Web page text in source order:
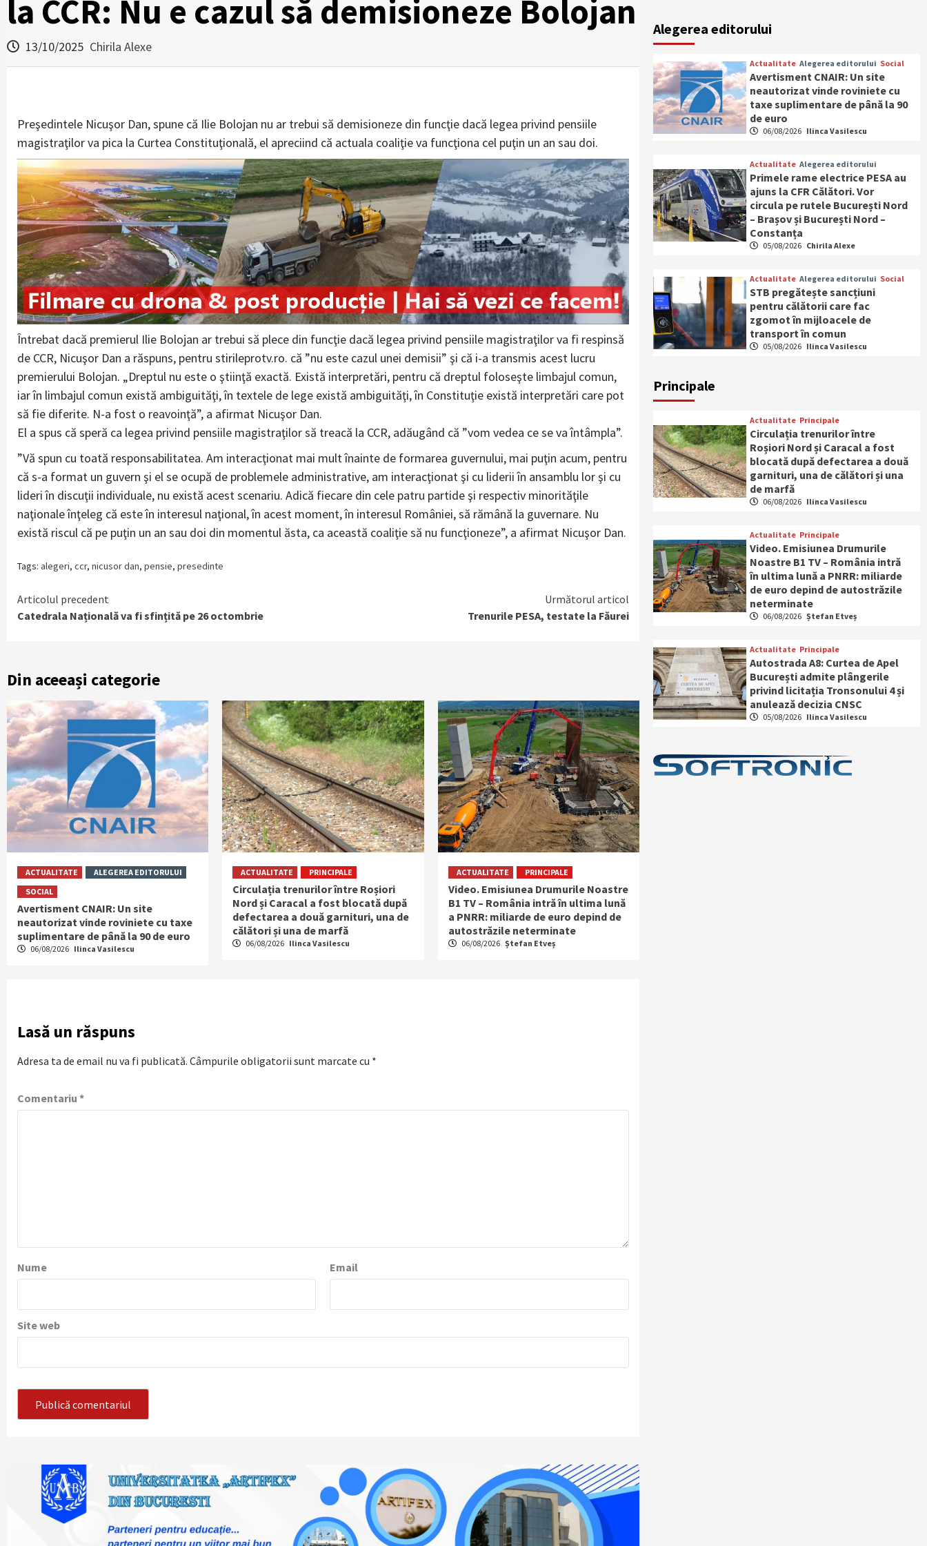
la CCR: Nu e cazul să demisioneze Bolojan
13/10/2025 Chirila Alexe
Preşedintele Nicuşor Dan, spune că Ilie Bolojan nu ar trebui să demisioneze din funcţie dacă legea privind pensiile
magistraţilor va pica la Curtea Constituţională, el apreciind că actuala coaliţie va funcţiona cel puţin un an sau doi.
Întrebat dacă premierul Ilie Bolojan ar trebui să plece din funcţie dacă legea privind pensiile magistraţilor va fi respinsă
de CCR, Nicuşor Dan a răspuns, pentru stirileprotv.ro. că ”nu este cazul unei demisii” şi că i-a transmis acest lucru
premierului Bolojan. „Dreptul nu este o ştiinţă exactă. Există interpretări, pentru că dreptul foloseşte limbajul comun,
iar în limbajul comun există ambiguităţi, în textele de lege există ambiguităţi, în Constituţie există interpretări care pot
să fie diferite. N-a fost o reavoinţă”, a afirmat Nicuşor Dan.
El a spus că speră ca legea privind pensiile magistraţilor să treacă la CCR, adăugând că ”vom vedea ce se va întâmpla”.
”Vă spun cu toată responsabilitatea. Am interacţionat mai mult înainte de formarea guvernului, mai puţin acum, pentru
că s-a format un guvern şi el se ocupă de problemele administrative, am interacţionat şi cu liderii în ansamblu lor şi cu
lideri în discuţii individuale, nu există acest scenariu. Adică fiecare din cele patru partide şi respectiv minorităţile
naţionale înţeleg că este în interesul naţional, în acest moment, în interesul României, să rămână la guvernare. Nu
există riscul că pe puţin un an sau doi din momentul ăsta, ca această coaliţie să nu funcţioneze”, a afirmat Nicuşor Dan.
Tags: alegeri, ccr, nicusor dan, pensie, presedinte
Continue
Reading
Articolul precedent
Catedrala Națională va fi sfințită pe 26 octombrie
Următorul articol
Trenurile PESA, testate la Făurei
Din aceeași categorie
ACTUALITATE
ALEGEREA EDITORULUI
SOCIAL
Avertisment CNAIR: Un site
neautorizat vinde roviniete cu taxe
suplimentare de până la 90 de euro
06/08/2026 Ilinca Vasilescu
ACTUALITATE PRINCIPALE
Circulația trenurilor între Roșiori
Nord și Caracal a fost blocată după
defectarea a două garnituri, una de
călători și una de marfă
06/08/2026 Ilinca Vasilescu
ACTUALITATE PRINCIPALE
Video. Emisiunea Drumurile Noastre
B1 TV – România intră în ultima lună
a PNRR: miliarde de euro depind de
autostrăzile neterminate
06/08/2026 Ștefan Etveș
Lasă un răspuns
Adresa ta de email nu va fi publicată. Câmpurile obligatorii sunt marcate cu *
Comentariu *
Nume Email
Site web
Alegerea editorului
Actualitate Alegerea editorului Social
Avertisment CNAIR: Un site
neautorizat vinde roviniete cu
taxe suplimentare de până la 90
de euro
06/08/2026 Ilinca Vasilescu
Actualitate Alegerea editorului
Primele rame electrice PESA au
ajuns la CFR Călători. Vor
circula pe rutele București Nord
– Brașov și București Nord –
Constanța
05/08/2026 Chirila Alexe
Actualitate Alegerea editorului Social
STB pregătește sancțiuni
pentru călătorii care fac
zgomot în mijloacele de
transport în comun
05/08/2026 Ilinca Vasilescu
Principale
Actualitate Principale
Circulația trenurilor între
Roșiori Nord și Caracal a fost
blocată după defectarea a două
garnituri, una de călători și una
de marfă
06/08/2026 Ilinca Vasilescu
Actualitate Principale
Video. Emisiunea Drumurile
Noastre B1 TV – România intră
în ultima lună a PNRR: miliarde
de euro depind de autostrăzile
neterminate
06/08/2026 Ștefan Etveș
Actualitate Principale
Autostrada A8: Curtea de Apel
București admite plângerile
privind licitația Tronsonului 4 și
anulează decizia CNSC
05/08/2026 Ilinca Vasilescu